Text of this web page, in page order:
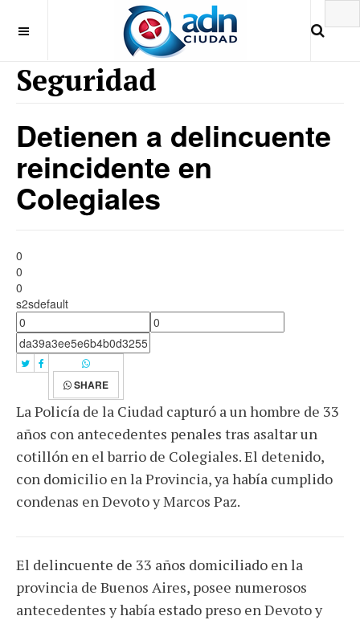
Seguridad
Detienen a delincuente
reincidente en
Colegiales
0
0
0
s2sdefault
SHARE
La Policía de la Ciudad capturó a un hombre de 33
años con antecedentes penales tras asaltar un
cotillón en el barrio de Colegiales. El detenido,
con domicilio en la Provincia, ya había cumplido
condenas en Devoto y Marcos Paz.
El delincuente de 33 años domiciliado en la
provincia de Buenos Aires, posee numerosos
antecedentes y había estado preso en Devoto y